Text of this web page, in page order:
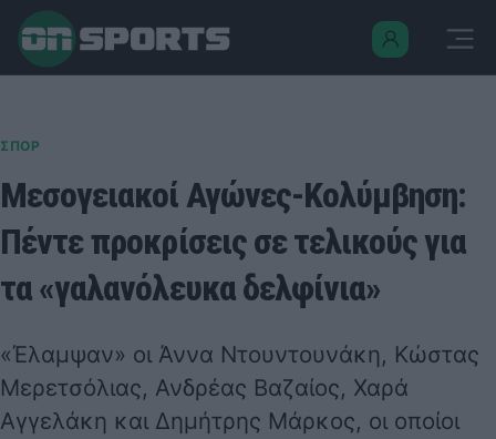
ΣΠΟΡ
Μεσογειακοί Αγώνες-Κολύμβηση:
Πέντε προκρίσεις σε τελικούς για
τα «γαλανόλευκα δελφίνια»
«Έλαμψαν» οι Άννα Ντουντουνάκη, Κώστας
Μερετσόλιας, Ανδρέας Βαζαίος, Χαρά
Αγγελάκη και Δημήτρης Μάρκος, οι οποίοι